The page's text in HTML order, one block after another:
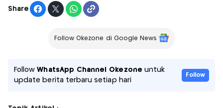
Share
Follow Okezone di Google News
FollowWhatsApp Channel Okezone untuk
update berita terbaru setiap hari
Follow